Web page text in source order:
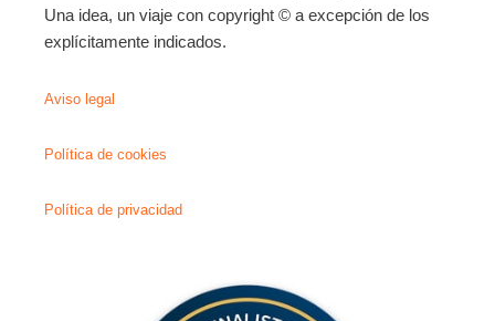
Una idea, un viaje con copyright © a excepción de los
explícitamente indicados.
Aviso legal
Política de cookies
Política de privacidad